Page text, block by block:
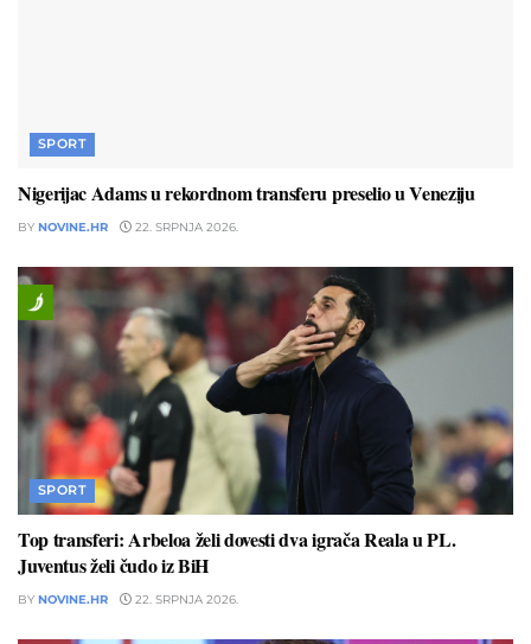
SPORT
Nigerijac Adams u rekordnom transferu preselio u Veneziju
BY NOVINE.HR 22. SRPNJA 2026.
SPORT
Top transferi: Arbeloa želi dovesti dva igrača Reala u PL.
Juventus želi čudo iz BiH
BY NOVINE.HR 22. SRPNJA 2026.